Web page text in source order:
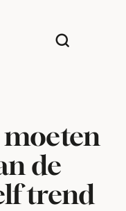
de
trend